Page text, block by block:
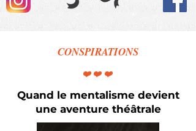
CONSPIRATIONS
❤️❤️❤️
Quand le mentalisme devient
une aventure théâtrale